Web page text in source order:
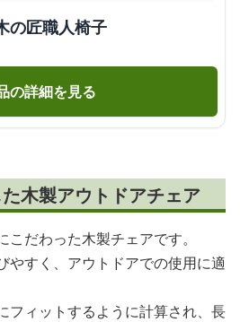
の匠職人椅子
の詳細を見る
木製アウトドアチェア
だわった木製チェアです。
やすく、アウトドアでの使用に適
フィットするように計算され、長